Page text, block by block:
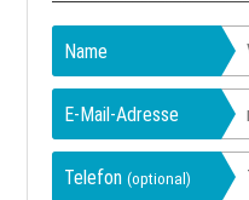
Name
E-Mail-Adresse
Telefon(optional)